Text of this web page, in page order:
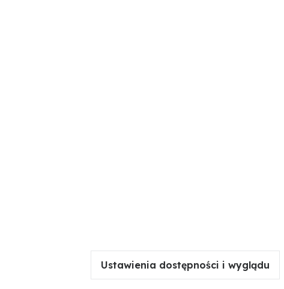
Ustawienia dostępności i wyglądu